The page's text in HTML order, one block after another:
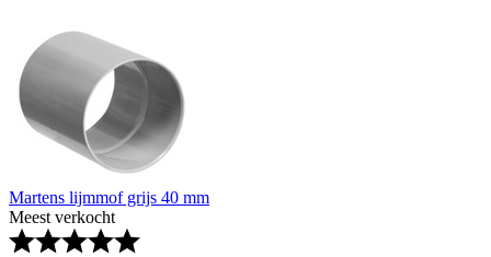
Martens lijmmof grijs 40 mm
Meest verkocht